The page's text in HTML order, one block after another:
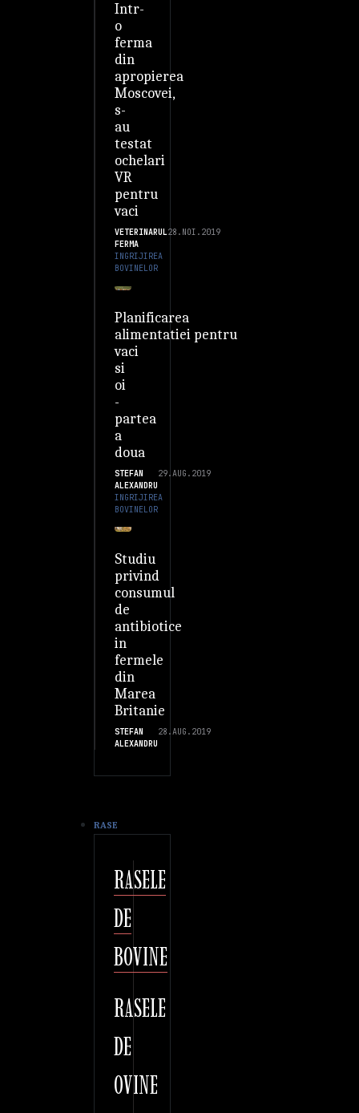
Intr-
o
ferma
din
apropierea
Moscovei,
s-
au
testat
ochelari
VR
pentru
vaci
VETERINARUL
FERMA
28.NOI.2019
INGRIJIREA
BOVINELOR
Planificarea
alimentatiei pentru
vaci
si
oi
-
partea
a
doua
STEFAN
ALEXANDRU
29.AUG.2019
INGRIJIREA
BOVINELOR
Studiu
privind
consumul
de
antibiotice
in
fermele
din
Marea
Britanie
STEFAN
ALEXANDRU
28.AUG.2019
RASE
RASELE
DE
BOVINE
RASELE
DE
OVINE